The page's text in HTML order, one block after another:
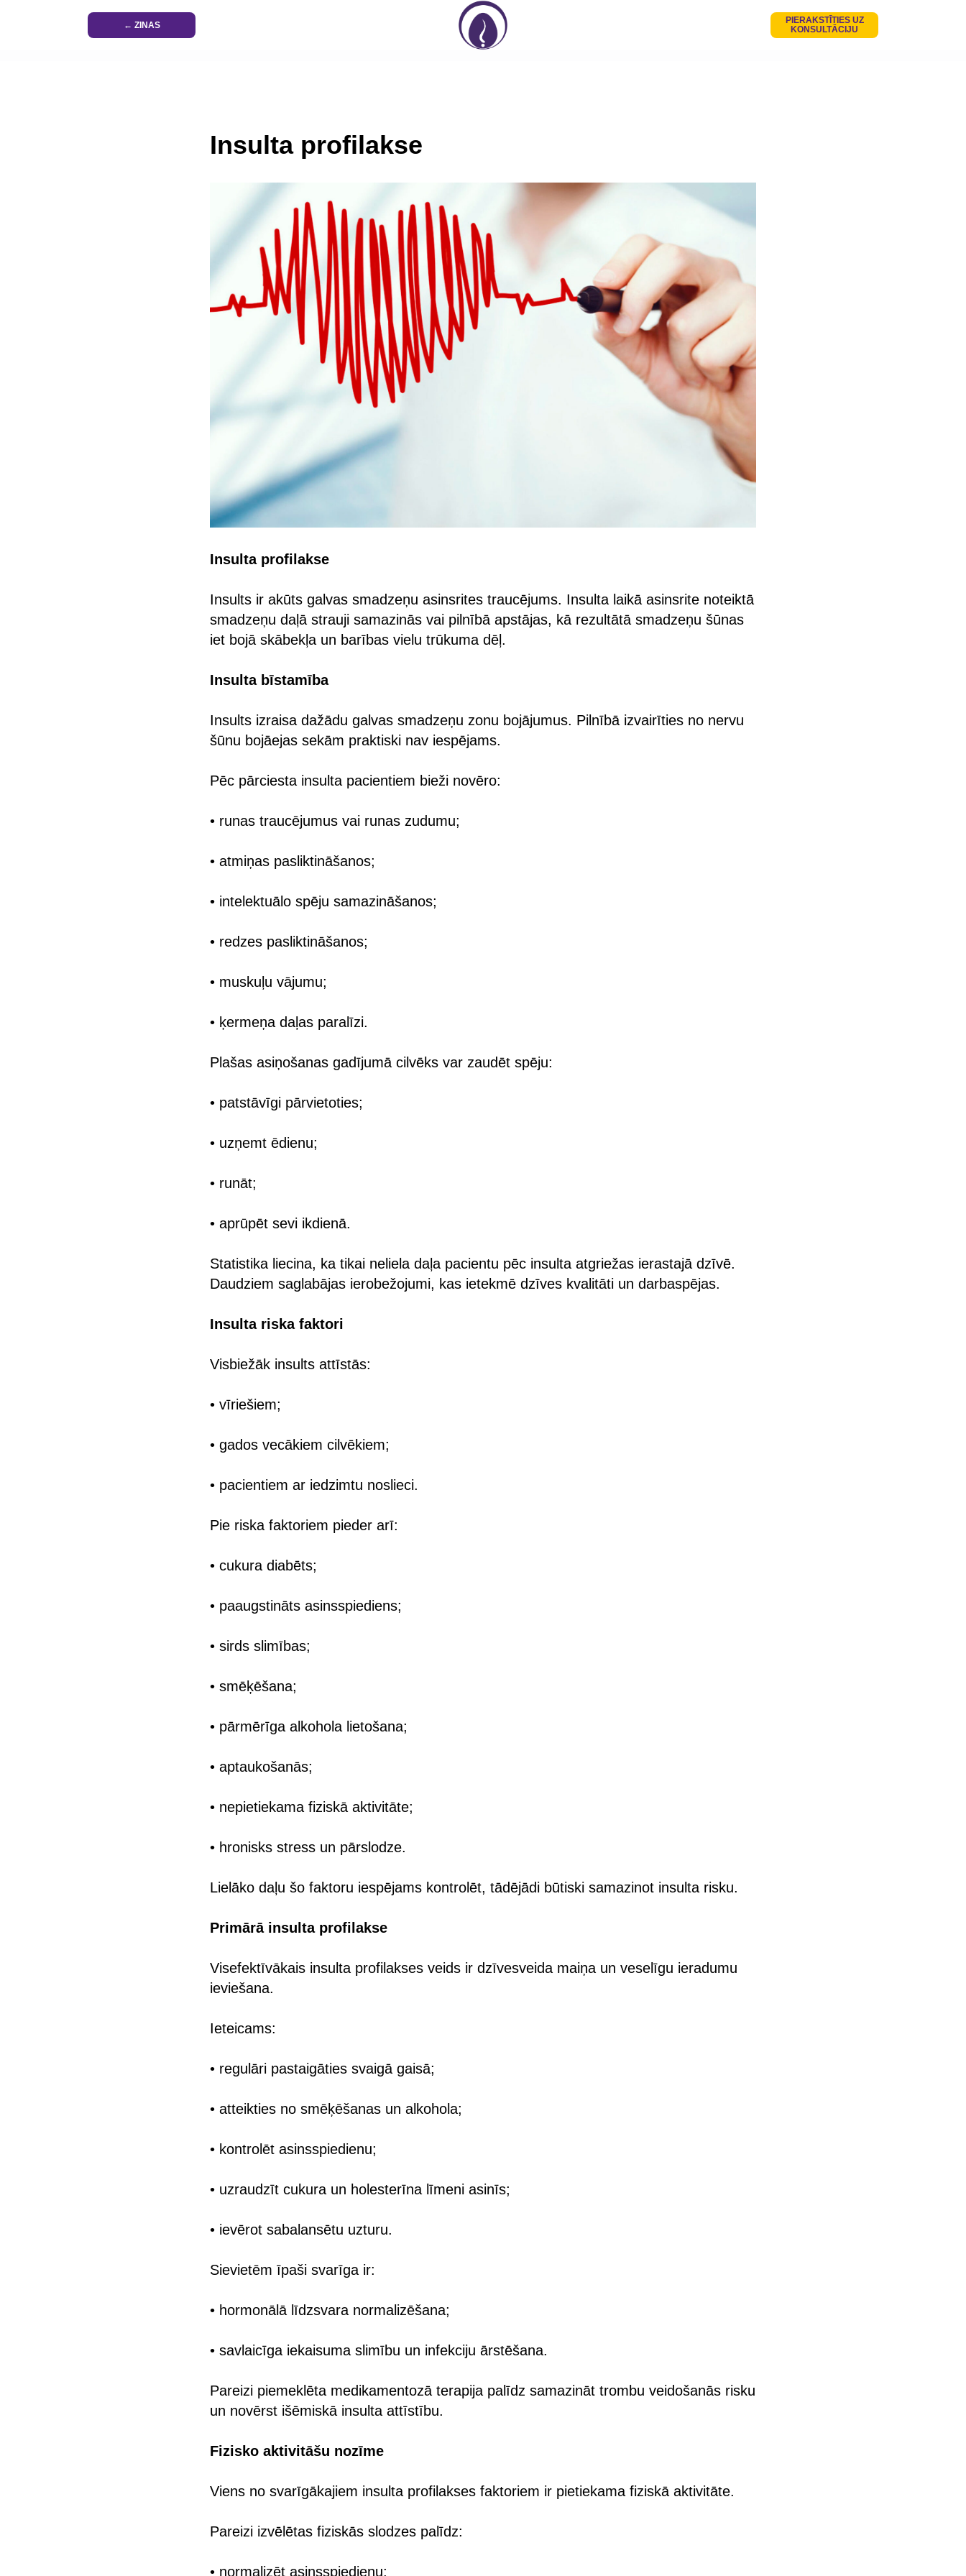
← ZINAS
PIERAKSTĪTIES UZ
KONSULTĀCIJU
Insulta profilakse
Insulta profilakse
Insults ir akūts galvas smadzeņu asinsrites traucējums. Insulta laikā asinsrite noteiktā
smadzeņu daļā strauji samazinās vai pilnībā apstājas, kā rezultātā smadzeņu šūnas
iet bojā skābekļa un barības vielu trūkuma dēļ.
Insulta bīstamība
Insults izraisa dažādu galvas smadzeņu zonu bojājumus. Pilnībā izvairīties no nervu
šūnu bojāejas sekām praktiski nav iespējams.
Pēc pārciesta insulta pacientiem bieži novēro:
• runas traucējumus vai runas zudumu;
• atmiņas pasliktināšanos;
• intelektuālo spēju samazināšanos;
• redzes pasliktināšanos;
• muskuļu vājumu;
• ķermeņa daļas paralīzi.
Plašas asiņošanas gadījumā cilvēks var zaudēt spēju:
• patstāvīgi pārvietoties;
• uzņemt ēdienu;
• runāt;
• aprūpēt sevi ikdienā.
Statistika liecina, ka tikai neliela daļa pacientu pēc insulta atgriežas ierastajā dzīvē.
Daudziem saglabājas ierobežojumi, kas ietekmē dzīves kvalitāti un darbaspējas.
Insulta riska faktori
Visbiežāk insults attīstās:
• vīriešiem;
• gados vecākiem cilvēkiem;
• pacientiem ar iedzimtu noslieci.
Pie riska faktoriem pieder arī:
• cukura diabēts;
• paaugstināts asinsspiediens;
• sirds slimības;
• smēķēšana;
• pārmērīga alkohola lietošana;
• aptaukošanās;
• nepietiekama fiziskā aktivitāte;
• hronisks stress un pārslodze.
Lielāko daļu šo faktoru iespējams kontrolēt, tādējādi būtiski samazinot insulta risku.
Primārā insulta profilakse
Visefektīvākais insulta profilakses veids ir dzīvesveida maiņa un veselīgu ieradumu
ieviešana.
Ieteicams:
• regulāri pastaigāties svaigā gaisā;
• atteikties no smēķēšanas un alkohola;
• kontrolēt asinsspiedienu;
• uzraudzīt cukura un holesterīna līmeni asinīs;
• ievērot sabalansētu uzturu.
Sievietēm īpaši svarīga ir:
• hormonālā līdzsvara normalizēšana;
• savlaicīga iekaisuma slimību un infekciju ārstēšana.
Pareizi piemeklēta medikamentozā terapija palīdz samazināt trombu veidošanās risku
un novērst išēmiskā insulta attīstību.
Fizisko aktivitāšu nozīme
Viens no svarīgākajiem insulta profilakses faktoriem ir pietiekama fiziskā aktivitāte.
Pareizi izvēlētas fiziskās slodzes palīdz:
• normalizēt asinsspiedienu;